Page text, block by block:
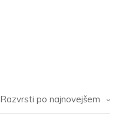
Razvrsti po najnovejšem